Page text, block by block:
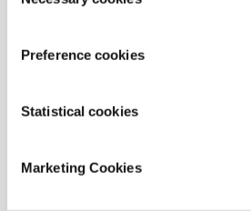
Preference cookies
Statistical cookies
Marketing Cookies
atmosféricos de dióxido de
la Revolución Industrial, y
aumento correspondiente en
medias globales. Algunos
tendremos que reducir esos
calentamiento. Así que la
sobre este tema es bastante